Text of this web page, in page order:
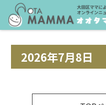
2026年7月8日